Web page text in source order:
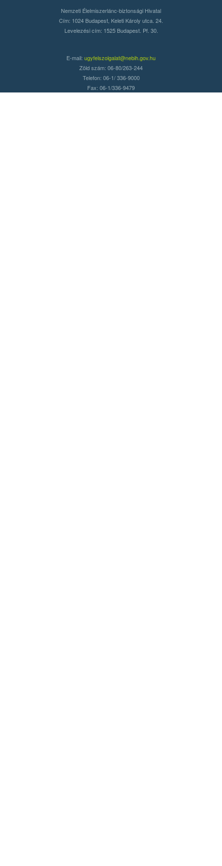
Nemzeti Élelmiszerlánc-biztonsági Hivatal
Cím: 1024 Budapest, Keleti Károly utca. 24.
Levelezési cím: 1525 Budapest. Pf. 30.
E-mail: ugyfelszolgalat@nebih.gov.hu
Zöld szám: 06-80/263-244
Telefon: 06-1/ 336-9000
Fax: 06-1/336-9479